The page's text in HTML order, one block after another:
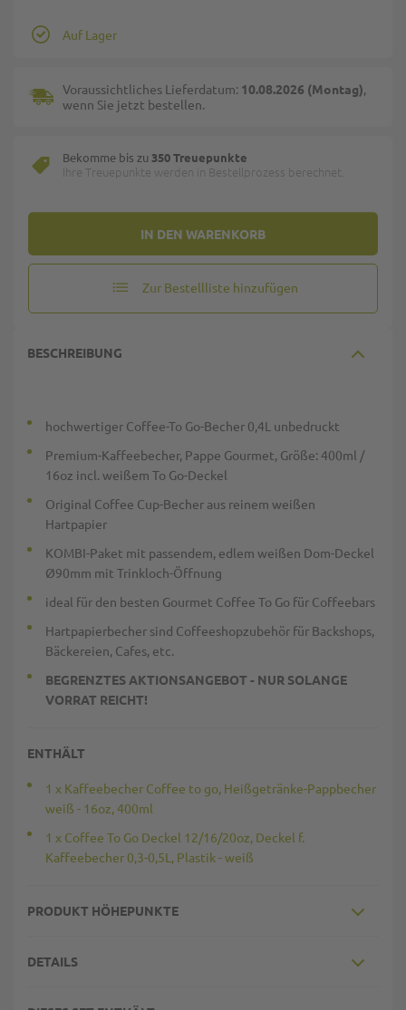
IN DEN WARENKORB
Auf Lager
Voraussichtliches Lieferdatum: 10.08.2026 (Montag),
wenn Sie jetzt bestellen.
Bekomme bis zu 350 Treuepunkte
Ihre Treuepunkte werden in Bestellprozess berechnet.
Zur Bestellliste hinzufügen
BESCHREIBUNG
hochwertiger Coffee-To Go-Becher 0,4L unbedruckt
Premium-Kaffeebecher, Pappe Gourmet, Größe: 400ml /
16oz incl. weißem To Go-Deckel
Original Coffee Cup-Becher aus reinem weißen
Hartpapier
KOMBI-Paket mit passendem, edlem weißen Dom-Deckel
Ø90mm mit Trinkloch-Öffnung
ideal für den besten Gourmet Coffee To Go für Coffeebars
Hartpapierbecher sind Coffeeshopzubehör für Backshops,
Bäckereien, Cafes, etc.
BEGRENZTES AKTIONSANGEBOT - NUR SOLANGE
VORRAT REICHT!
ENTHÄLT
1 x Kaffeebecher Coffee to go, Heißgetränke-Pappbecher
weiß - 16oz, 400ml
1 x Coffee To Go Deckel 12/16/20oz, Deckel f.
Kaffeebecher 0,3-0,5L, Plastik - weiß
PRODUKT HÖHEPUNKTE
DETAILS